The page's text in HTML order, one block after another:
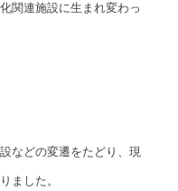
関連施設に生まれ変わっ
などの変遷をたどり、現
ました。